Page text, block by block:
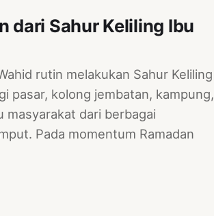
dari Sahur Keliling Ibu
rutin melakukan Sahur Keliling
pasar, kolong jembatan, kampung,
dari berbagai
Pada momentum Ramadan